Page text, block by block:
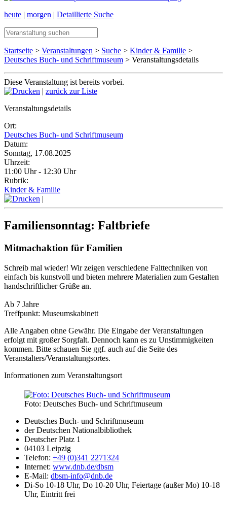
heute | morgen | Detaillierte Suche
Startseite > Veranstaltungen > Suche > Kinder & Familie >
Deutsches Buch- und Schriftmuseum > Veranstaltungsdetails
Diese Veranstaltung ist bereits vorbei.
| zurück zur Liste
Veranstaltungsdetails
Ort:
Deutsches Buch- und Schriftmuseum
Datum:
Sonntag, 17.08.2025
Uhrzeit:
11:00 Uhr - 12:30 Uhr
Rubrik:
Kinder & Familie
|
Familiensonntag: Faltbriefe
Mitmachaktion für Familien
Schreib mal wieder! Wir zeigen verschiedene Falttechniken von
einfach bis kunstvoll und bieten mehrere Materialien zum Gestalten
handschriftlicher Grüße an.
Ab 7 Jahre
Treffpunkt: Museumskabinett
Alle Angaben ohne Gewähr. Die Eingabe der Veranstaltungen
erfolgt mit großer Sorgfalt. Dennoch kann es zu Unstimmigkeiten
kommen. Bitte schauen Sie ggf. auch auf die Seite des
Veranstalters/Veranstaltungsortes.
Informationen zum Veranstaltungsort
Foto: Deutsches Buch- und Schriftmuseum
Deutsches Buch- und Schriftmuseum
der Deutschen Nationalbibliothek
Deutscher Platz 1
04103 Leipzig
Telefon: +49 (0)341 2271324
Internet: www.dnb.de/dbsm
E-Mail: dbsm-info@dnb.de
Di-So 10-18 Uhr, Do 10-20 Uhr, Feiertage (außer Mo) 10-18
Uhr, Eintritt frei